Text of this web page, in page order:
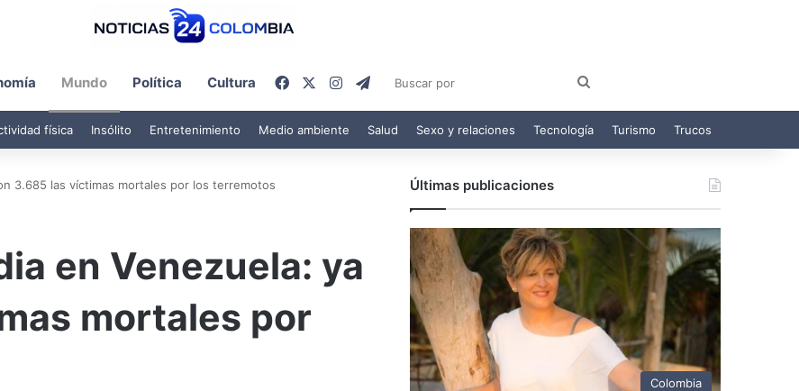
Mundo Política Cultura FacebookInstagram
Telegram
por
física Insólito Entretenimiento Medio ambiente Salud Sexo y relaciones Tecnología Turismo Trucos
3.685 las víctimas mortales por los terremotos
en Venezuela: ya
mortales por
Últimas publicaciones
Colombia